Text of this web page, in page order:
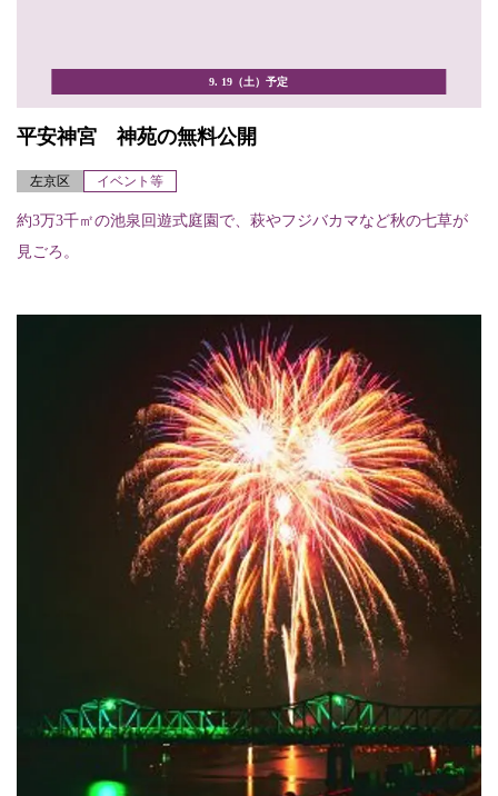
9. 19（土）予定
平安神宮 神苑の無料公開
左京区 イベント等
約3万3千㎡の池泉回遊式庭園で、萩やフジバカマなど秋の七草が
見ごろ。